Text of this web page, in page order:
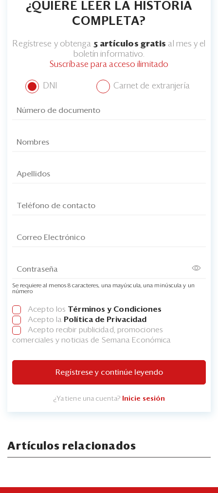
¿QUIERE LEER LA HISTORIA
COMPLETA?
Regístrese y obtenga 5 artículos gratis al mes y el
boletín informativo.
Suscríbase para acceso ilimitado
DNI Carnet de extranjería
Se requiere al menos 8 caracteres, una mayúscula, una minúscula y un
número
Acepto los Términos y Condiciones
Acepto la Política de Privacidad
Acepto recibir publicidad, promociones
comerciales y noticias de Semana Económica
Regístrese y continúe leyendo
¿Ya tiene una cuenta? Inicie sesión
Artículos relacionados